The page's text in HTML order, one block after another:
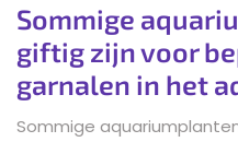
Sommige
giftig zijn voor
garnalen in het
Sommige